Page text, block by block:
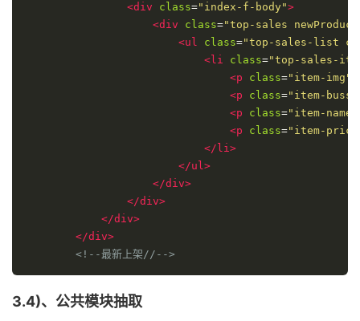
<div
class="index-f-body">
<div
class="top-sales
<ul
class="top-sales-list
<li
class="top-sales-
<p
class="item-img"
<p
class="item-buss"
<p
class="item-name
<p
class="item-
</li>
</ul>
</div>
</div>
</div>
</div>
<!--最新上架//-->
3.4)、公共模块抽取